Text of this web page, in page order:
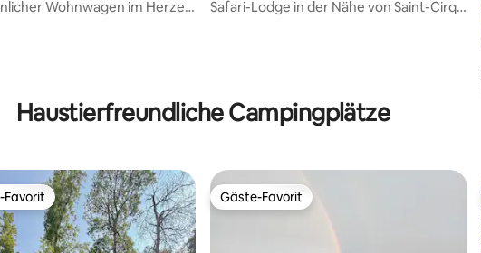
4,88 von 5, 8 Bewertungen
Wohnwagen im Herzen
Safari-Lodge in der Nähe von Saint-Cirq-
Haustierfreundliche Campingplätze
Gäste-Favorit.
Favorit Gäste-Favorit
Gäste-Favorit